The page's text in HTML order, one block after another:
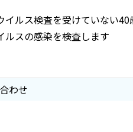
イルス検査を受けていない40
ルスの感染を検査します
わせ